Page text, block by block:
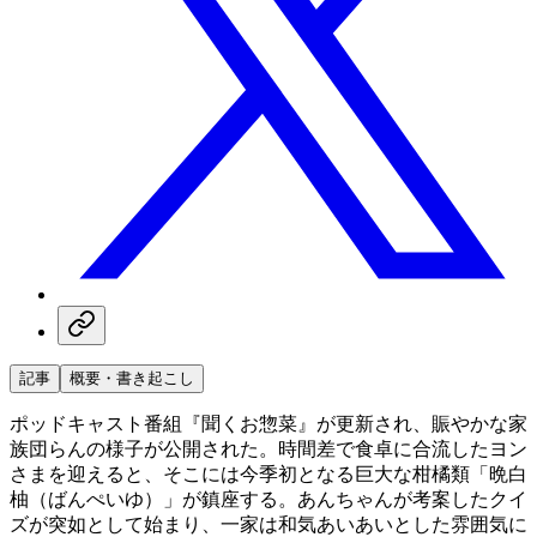
記事 概要・書き起こし
ポッドキャスト番組『聞くお惣菜』が更新され、賑やかな家
族団らんの様子が公開された。時間差で食卓に合流したヨン
さまを迎えると、そこには今季初となる巨大な柑橘類「晩白
柚（ばんぺいゆ）」が鎮座する。あんちゃんが考案したクイ
ズが突如として始まり、一家は和気あいあいとした雰囲気に